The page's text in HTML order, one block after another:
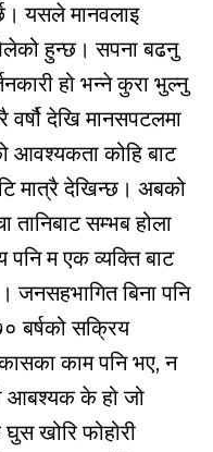
यसले मानवलाइ
हुन्छ। सपना बढनु
हो भन्ने कुरा भुल्नु
देखि मानसपटलमा
आवश्यकता कोहि बाट
मात्रै देखिन्छ। अबको
तानिबाट सम्भब होला
पनि म एक व्यक्ति बाट
जनसहभागित बिना पनि
बर्षको सक्रिय
काम पनि भए, न
आबश्यक के हो जो
खोरि फोहोरी